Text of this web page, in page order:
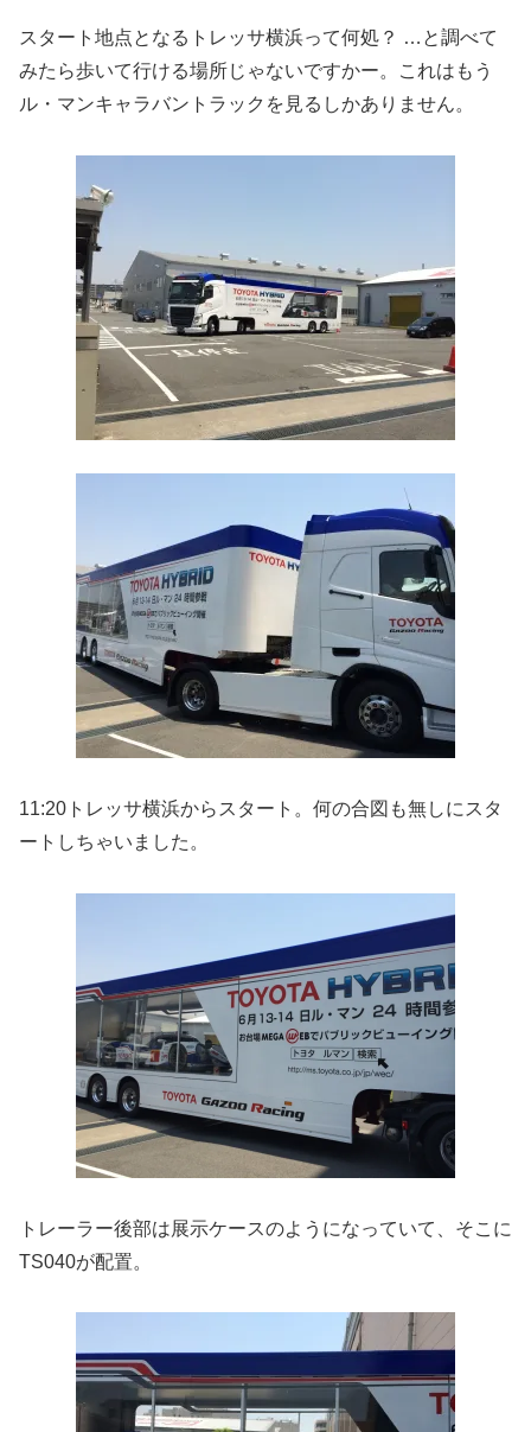
スタート地点となるトレッサ横浜って何処？ …と調べて
みたら歩いて行ける場所じゃないですかー。
これはもう
ル・マンキャラバントラックを見るしかありません。
11:20トレッサ横浜からスタート。何の合図も無しにスタ
ートしちゃいました。
トレーラー後部は展示ケースのようになっていて、そこに
TS040が配置。